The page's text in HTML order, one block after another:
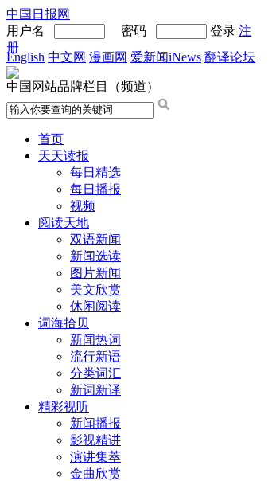
中国日报网
用户名
密码 登录 注
册
English 中文网 漫画网 爱新闻iNews 翻译论坛
中国网站品牌栏目（频道）
首页
天天读报
每日精选
每日播报
视频
阅读天地
双语新闻
新闻选读
图片新闻
美文欣赏
休闲阅读
词海拾贝
新闻热词
流行新语
分类词汇
新词新译
精彩视听
新闻播报
影视精讲
演讲集萃
金曲欣赏